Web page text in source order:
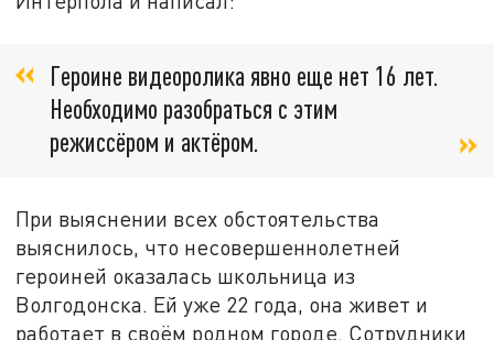
Героине видеоролика явно еще нет 16 лет.
Необходимо разобраться с этим
режиссёром и актёром.
При выяснении всех обстоятельства
выяснилось, что несовершеннолетней
героиней оказалась школьница из
Волгодонска. Ей уже 22 года, она живет и
работает в своём родном городе. Сотрудники